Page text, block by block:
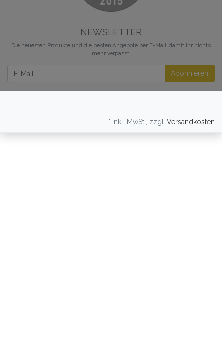
NEWSLETTER
Die neuesten Produkte und die besten Angebote per E-Mail, damit Ihr nichts
mehr verpasst.
Abonnieren
* inkl. MwSt., zzgl. Versandkosten